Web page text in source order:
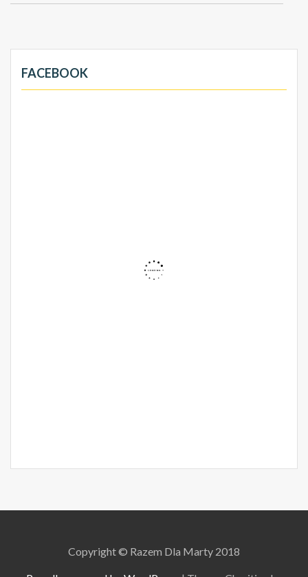
FACEBOOK
Copyright © Razem Dla Marty 2018